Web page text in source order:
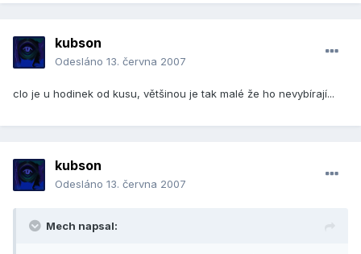
kubson
Odesláno 13. června 2007
clo je u hodinek od kusu, většinou je tak malé že ho nevybírají...
kubson
Odesláno 13. června 2007
Mech napsal: